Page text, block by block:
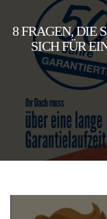
8 FRAGEN, DIE
SICH FÜR